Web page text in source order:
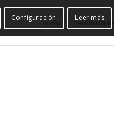
Inicio Pedido
Configuración Leer más